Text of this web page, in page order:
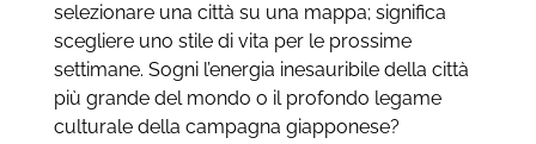
selezionare una città su una mappa; significa
scegliere uno stile di vita per le prossime
settimane. Sogni l’energia inesauribile della città
più grande del mondo o il profondo legame
culturale della campagna giapponese?